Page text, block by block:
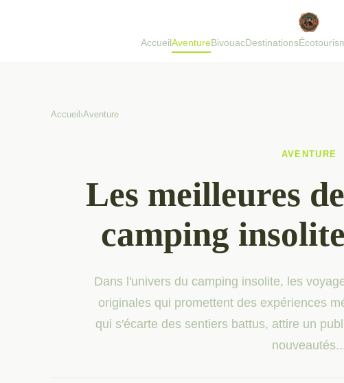
AccueilAventureBivouacDestinations
Accueil ›Aventure
AVENTURE
Les meilleures
camping
Dans l'univers du camping insolite, les
originales qui promettent des expériences
qui s'écarte des sentiers battus, attire un